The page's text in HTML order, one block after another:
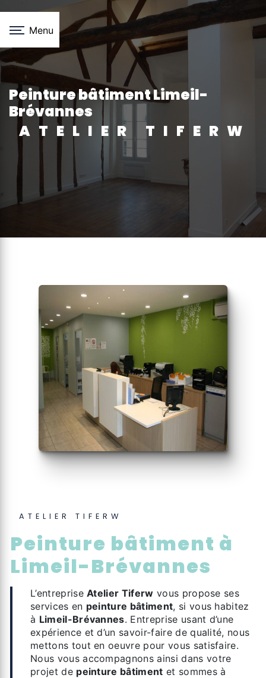
Menu
peinture bâtiment Limeil-
Brévannes
ATELIER TIFERW
ATELIER TIFERW
peinture bâtiment à
Limeil-Brévannes
L’entrepriseAtelier Tiferw vous propose ses
services en peinture bâtiment, si vous habitez
à Limeil-Brévannes. Entreprise usant d’une
expérience et d’un savoir-faire de qualité, nous
mettons tout en oeuvre pour vous satisfaire.
Nous vous accompagnons ainsi dans votre
projet de peinture bâtiment et sommes à
Panneau de gestion des cookies